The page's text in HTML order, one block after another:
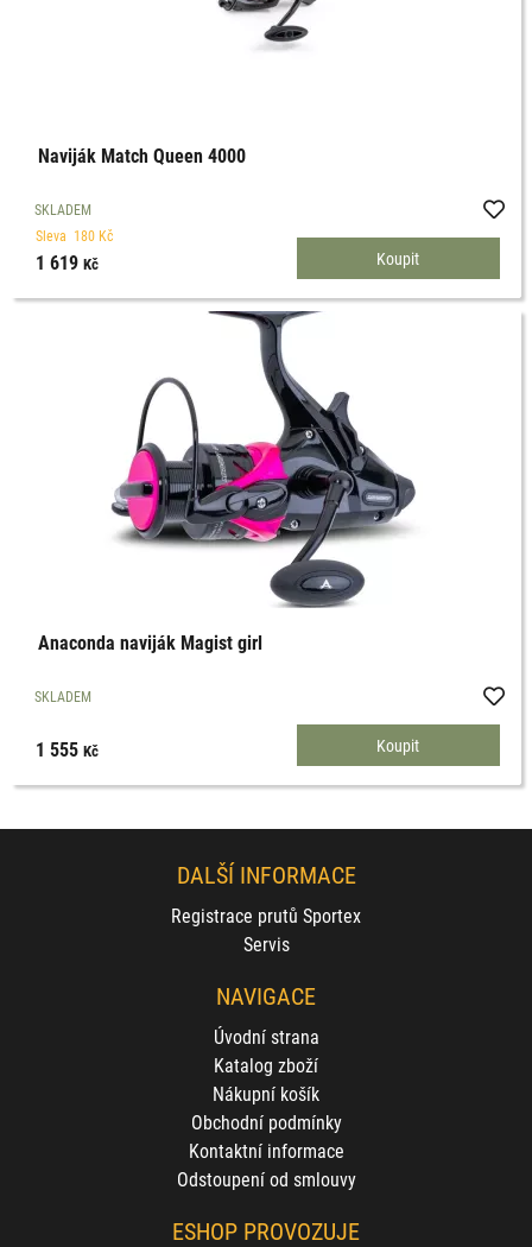
Naviják Match Queen 4000
SKLADEM
1 619Kč
Sleva 180 Kč
Anaconda naviják Magist girl
SKLADEM
1 555Kč
DALŠÍ INFORMACE
Registrace prutů Sportex
Servis
NAVIGACE
Úvodní strana
Katalog zboží
Nákupní košík
Obchodní podmínky
Kontaktní informace
Odstoupení od smlouvy
ESHOP PROVOZUJE